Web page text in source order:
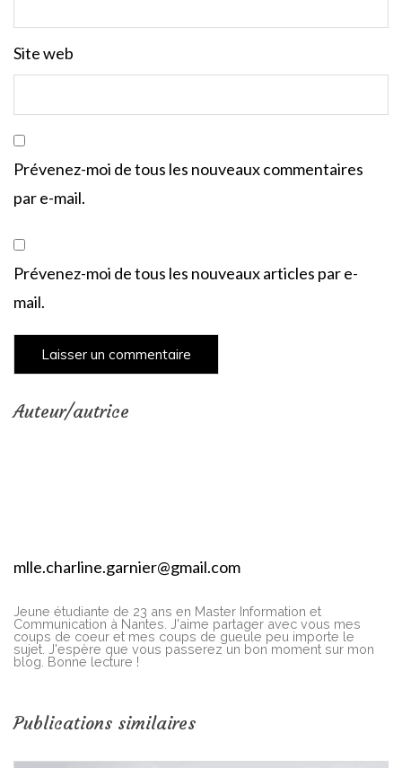
Site web
Prévenez-moi de tous les nouveaux commentaires
par e-mail.
Prévenez-moi de tous les nouveaux articles par e-
mail.
Auteur/autrice
mlle.charline.garnier@gmail.com
Jeune étudiante de 23 ans en Master Information et
Communication à Nantes. J'aime partager avec vous mes
coups de coeur et mes coups de gueule peu importe le
sujet. J'espère que vous passerez un bon moment sur mon
blog. Bonne lecture !
Publications similaires